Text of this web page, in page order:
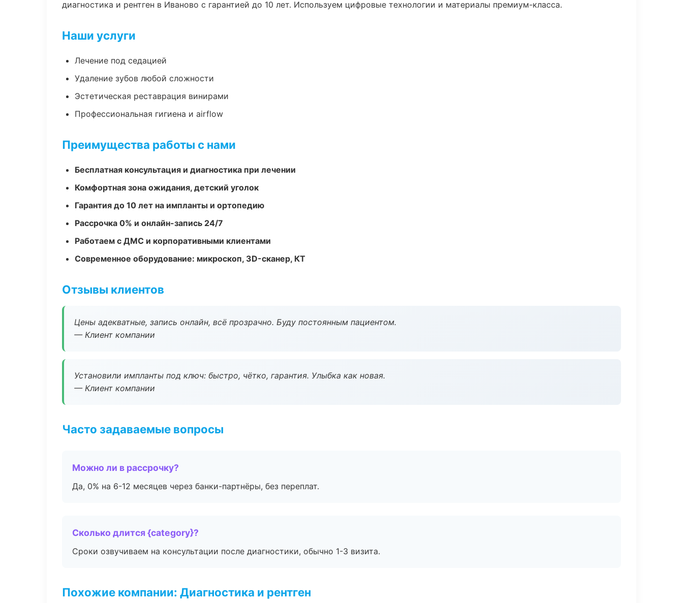
диагностика и рентген в Иваново с гарантией до 10 лет. Используем цифровые технологии и материалы премиум-класса.
Наши услуги
Лечение под седацией
Удаление зубов любой сложности
Эстетическая реставрация винирами
Профессиональная гигиена и airflow
Преимущества работы с нами
Бесплатная консультация и диагностика при лечении
Комфортная зона ожидания, детский уголок
Гарантия до 10 лет на импланты и ортопедию
Рассрочка 0% и онлайн-запись 24/7
Работаем с ДМС и корпоративными клиентами
Современное оборудование: микроскоп, 3D-сканер, КТ
Отзывы клиентов
Цены адекватные, запись онлайн, всё прозрачно. Буду постоянным пациентом.
— Клиент компании
Установили импланты под ключ: быстро, чётко, гарантия. Улыбка как новая.
— Клиент компании
Часто задаваемые вопросы
Можно ли в рассрочку?
Да, 0% на 6-12 месяцев через банки-партнёры, без переплат.
Сколько длится {category}?
Сроки озвучиваем на консультации после диагностики, обычно 1-3 визита.
Похожие компании: Диагностика и рентген